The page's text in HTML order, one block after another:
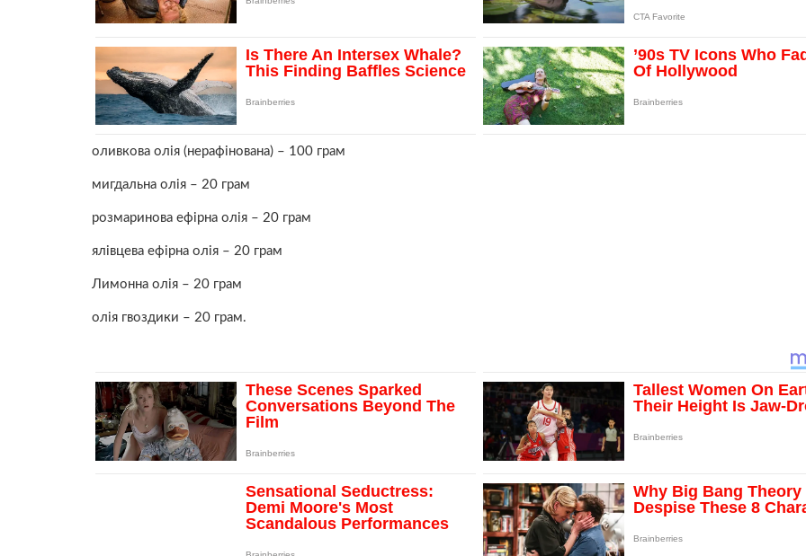
оливкова олія (нерафінована) – 100 грам
мигдальна олія – 20 грам
розмаринова ефірна олія – 20 грам
ялівцева ефірна олія – 20 грам
Лимонна олія – 20 грам
олія гвоздики – 20 грам.